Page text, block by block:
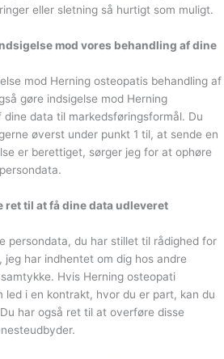
eller sletning så hurtigt som muligt.
mod vores behandling af dine
mod Herning osteopatis behandling af
gøre indsigelse mod Herning
data til markedsføringsformål. Du
øverst under punkt 1 til, at sende en
er berettiget, sørger jeg for at ophøre
til at få dine data udleveret
persondata, du har stillet til rådighed for
jeg har indhentet om dig hos andre
Hvis Herning osteopati
led i en kontrakt, hvor du er part, kan du
har også ret til at overføre disse